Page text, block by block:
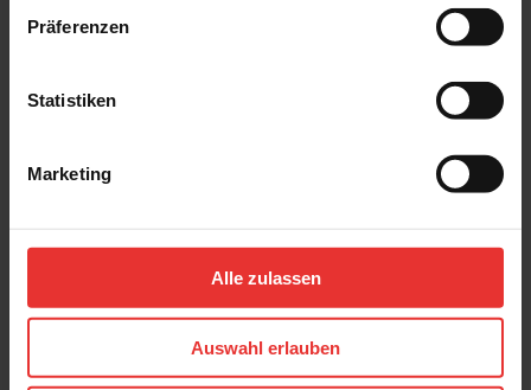
Präferenzen
Statistiken
Marketing
Alle zulassen
Auswahl erlauben
60 x 120 cm
120 x 120 cm